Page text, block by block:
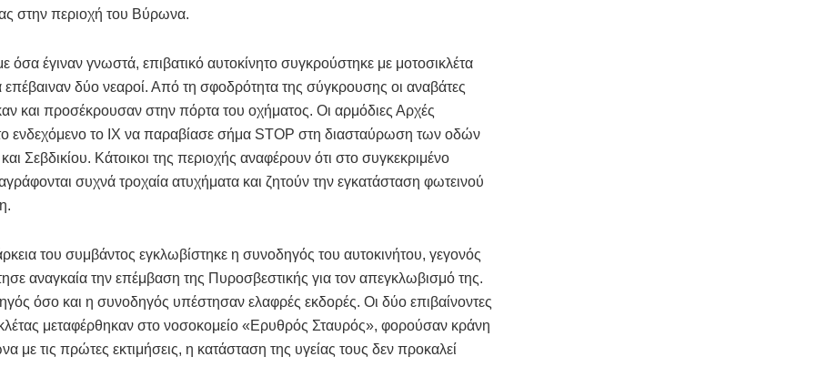
στην περιοχή του Βύρωνα.
όσα έγιναν γνωστά, επιβατικό αυτοκίνητο συγκρούστηκε με μοτοσικλέτα
επέβαιναν δύο νεαροί. Από τη σφοδρότητα της σύγκρουσης οι αναβάτες
και προσέκρουσαν στην πόρτα του οχήματος. Οι αρμόδιες Αρχές
ενδεχόμενο το ΙΧ να παραβίασε σήμα STOP στη διασταύρωση των οδών
Σεβδικίου. Κάτοικοι της περιοχής αναφέρουν ότι στο συγκεκριμένο
συχνά τροχαία ατυχήματα και ζητούν την εγκατάσταση φωτεινού
του συμβάντος εγκλωβίστηκε η συνοδηγός του αυτοκινήτου, γεγονός
αναγκαία την επέμβαση της Πυροσβεστικής για τον απεγκλωβισμό της.
όσο και η συνοδηγός υπέστησαν ελαφρές εκδορές. Οι δύο επιβαίνοντες
μεταφέρθηκαν στο νοσοκομείο «Ερυθρός Σταυρός», φορούσαν κράνη
με τις πρώτες εκτιμήσεις, η κατάσταση της υγείας τους δεν προκαλεί